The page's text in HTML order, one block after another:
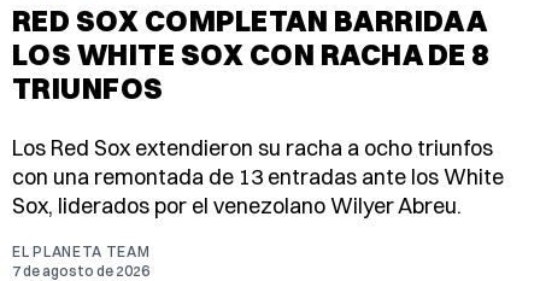
RED SOX COMPLETAN BARRIDA A
LOS WHITE SOX CON RACHA DE 8
TRIUNFOS
Los Red Sox extendieron su racha a ocho triunfos
con una remontada de 13 entradas ante los White
Sox, liderados por el venezolano Wilyer Abreu.
EL PLANETA TEAM
7 de agosto de 2026